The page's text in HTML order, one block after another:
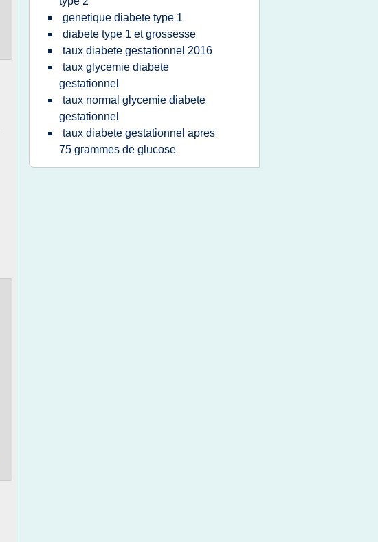
genetique diabete type 1
diabete type 1 et grossesse
taux diabete gestationnel 2016
taux glycemie diabete
gestationnel
taux normal glycemie diabete
gestationnel
taux diabete gestationnel apres
75 grammes de glucose